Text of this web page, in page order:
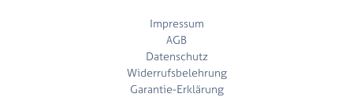
Impressum
AGB
Datenschutz
Widerrufsbelehrung
Garantie-Erklärung